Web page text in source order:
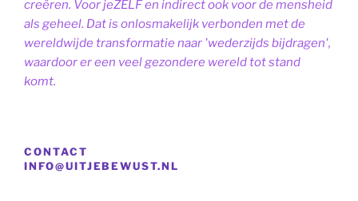
creëren. Voor jeZELF en indirect ook voor de mensheid
als geheel. Dat is onlosmakelijk verbonden met de
wereldwijde transformatie naar 'wederzijds bijdragen',
waardoor er een veel gezondere wereld tot stand
komt.
CONTACT
INFO@UITJEBEWUST.NL